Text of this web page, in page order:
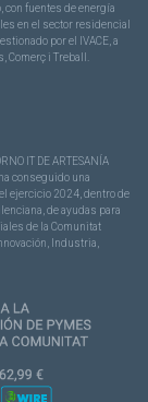
con fuentes de energía
en el sector residencial
por el IVACE, a
i Treball.
IT DE ARTESANÍA
conseguido una
ejercicio 2024, dentro de
de ayudas para
de la Comunitat
Industria,